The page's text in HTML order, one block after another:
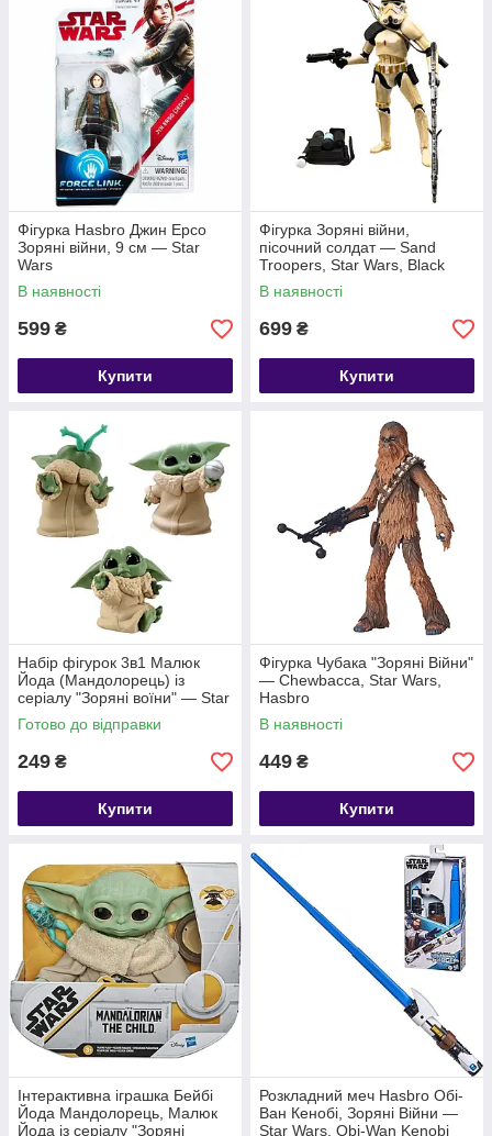
Фігурка Hasbro Джин Ерсо
Зоряні війни, 9 см — Star
Wars
В наявності
599 ₴
Купити
Фігурка Зоряні війни,
пісочний солдат — Sand
Troopers, Star Wars, Black
Series
В наявності
699 ₴
Купити
Набір фігурок 3в1 Малюк
Йода (Мандолорець) із
серіалу "Зоряні воїни" — Star
Wars, Mandalorian, 6 см #1
Готово до відправки
249 ₴
Купити
Фігурка Чубака "Зоряні Війни"
— Chewbacca, Star Wars,
Hasbro
В наявності
449 ₴
Купити
Інтерактивна іграшка Бейбі
Йода Мандолорець, Малюк
Йода із серіалу "Зоряні
Розкладний меч Hasbro Обі-
Ван Кенобі, Зоряні Війни —
Star Wars, Obi-Wan Kenobi